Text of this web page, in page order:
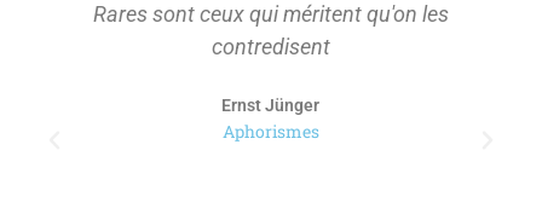
Rares sont ceux qui méritent qu'on les
contredisent
Ernst Jünger
Aphorismes